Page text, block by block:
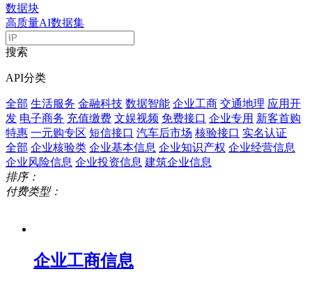
数据块
高质量AI数据集
搜索
API分类
全部 生活服务 金融科技 数据智能 企业工商 交通地理 应用开
发 电子商务 充值缴费 文娱视频 免费接口 企业专用 新客首购
特惠 一元购专区 短信接口 汽车后市场 核验接口 实名认证
全部 企业核验类 企业基本信息 企业知识产权 企业经营信息
企业风险信息 企业投资信息 建筑企业信息
排序：
付费类型：
企业工商信息